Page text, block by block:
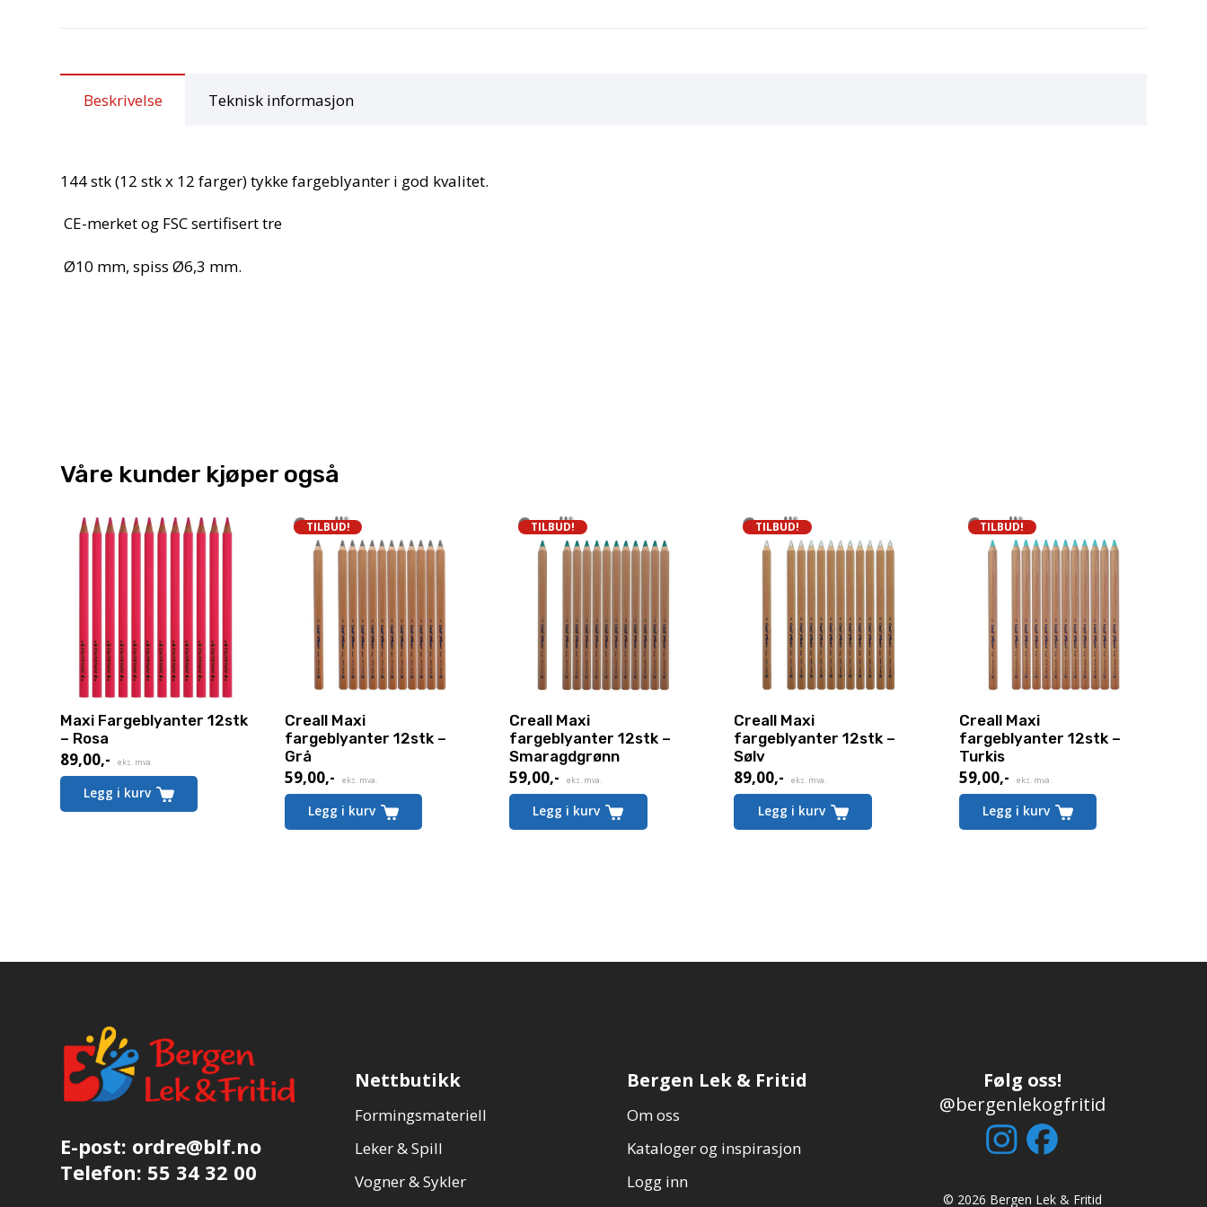
Beskrivelse Teknisk informasjon
144 stk (12 stk x 12 farger) tykke fargeblyanter i god kvalitet.
CE-merket og FSC sertifisert tre
Ø10 mm, spiss Ø6,3 mm.
Våre kunder kjøper også
Maxi Fargeblyanter 12stk
– Rosa
89,00,- eks. mva.
Legg i kurv
TILBUD!
Creall Maxi
fargeblyanter 12stk –
Grå
59,00,-
Nåværende
pris
eks. mva.
Legg i kurv
TILBUD!
Creall Maxi
fargeblyanter 12stk –
Smaragdgrønn
59,00,-
Nåværende
pris
eks. mva.
Legg i kurv
TILBUD!
Creall Maxi
fargeblyanter 12stk –
Sølv
89,00,-
Nåværende
pris
eks. mva.
Legg i kurv
TILBUD!
Creall Maxi
fargeblyanter 12stk –
Turkis
59,00,-
Nåværende
pris
eks. mva.
Legg i kurv
E-post: ordre@blf.no
Telefon: 55 34 32 00
Nettbutikk
Formingsmateriell
Leker & Spill
Vogner & Sykler
Bergen Lek & Fritid
Om oss
Kataloger og inspirasjon
Logg inn
Følg oss!
@bergenlekogfritid
© 2026 Bergen Lek & Fritid